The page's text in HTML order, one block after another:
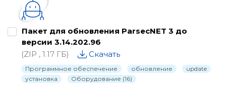
Пакет для обновления ParsecNET 3 до
версии 3.14.202.96
(ZIP , 1.17 ГБ)
Скачать
Программное обеспечение обновление
update
установка
Оборудование (16)